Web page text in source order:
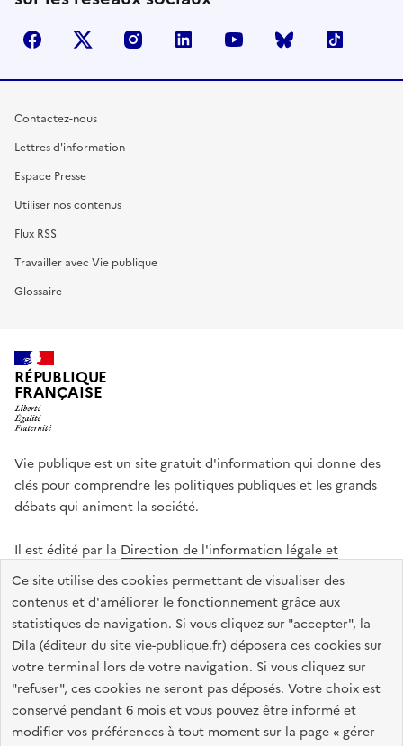
Ce site utilise des cookies permettant de visualiser des
contenus et d'améliorer le fonctionnement grâce aux
statistiques de navigation. Si vous cliquez sur "accepter", la
Dila (éditeur du site vie-publique.fr) déposera ces cookies sur
votre terminal lors de votre navigation. Si vous cliquez sur
"refuser", ces cookies ne seront pas déposés. Votre choix est
conservé pendant 6 mois et vous pouvez être informé et
modifier vos préférences à tout moment sur la page « gérer
facebook X (anciennement Twitter)
instagramlinkedin youtube Bluesky
Contactez-nous
Lettres d'information
Espace Presse
Utiliser nos contenus
Flux RSS
Travailler avec Vie publique
Glossaire
RÉPUBLIQUE
FRANÇAISE
Vie publique est un site gratuit d'information qui donne des
clés pour comprendre les politiques publiques et les grands
débats qui animent la société.
Il est édité par la Direction de l'information légale et
administrative
legifrance.gouv.fr info.gouv.fr
data.gouv.fr
service-public.gouv.fr
Accessibilité : totalement conforme Données personnelles